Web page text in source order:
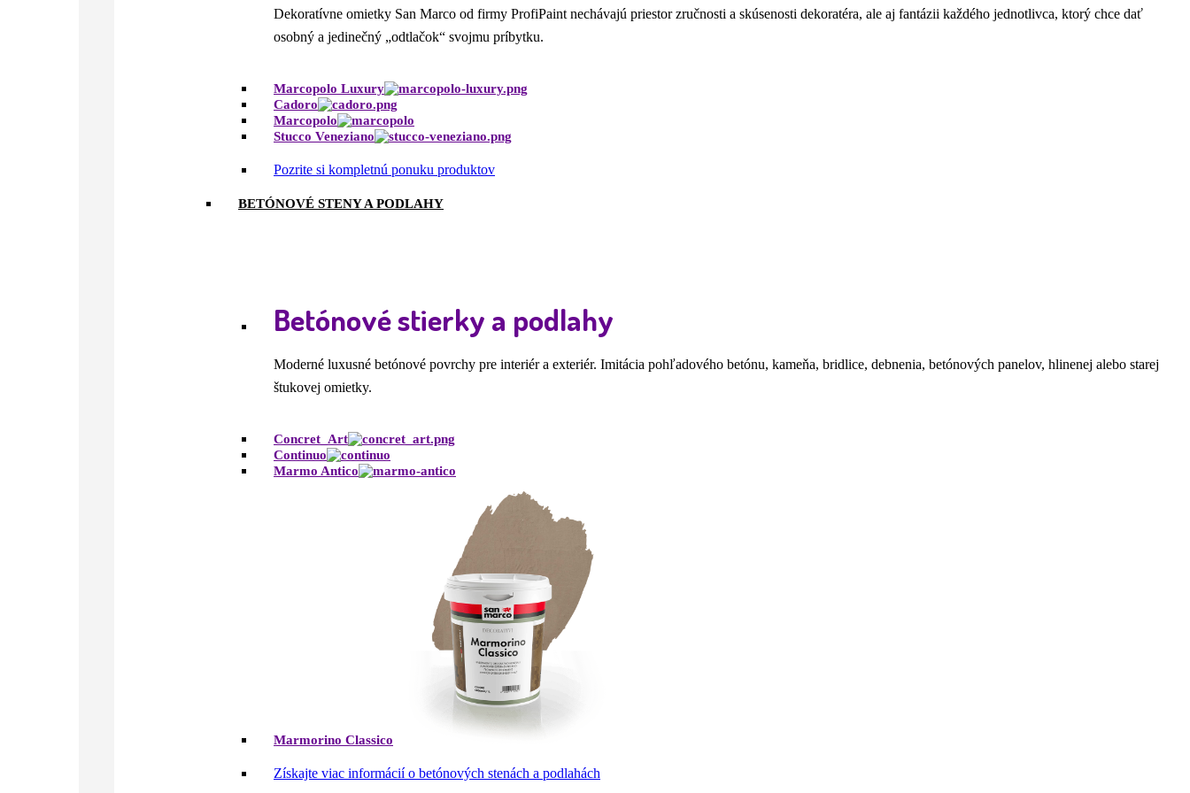
Dekoratívne omietky San Marco od firmy ProfiPaint nechávajú priestor zručnosti a skúsenosti dekoratéra, ale aj fantázii každého jednotlivca, ktorý chce dať
osobný a jedinečný „odtlačok“ svojmu príbytku.
Marcopolo Luxury
Cadoro
Marcopolo
Stucco Veneziano
Pozrite si kompletnú ponuku produktov
BETÓNOVÉ STENY A PODLAHY
Betónové stierky a podlahy
Moderné luxusné betónové povrchy pre interiér a exteriér. Imitácia pohľadového betónu, kameňa, bridlice, debnenia, betónových panelov, hlinenej alebo starej
štukovej omietky.
Concret_Art
Continuo
Marmo Antico
Marmorino Classico
Získajte viac informácií o betónových stenách a podlahách